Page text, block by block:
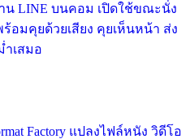
น LINE บนคอม เปิดใช้ขณะนั่ง
อมคุยด้วยเสียง คุยเห็นหน้า ส่ง
ำเสมอ
Factory แปลงไฟล์หนัง วิดีโอ